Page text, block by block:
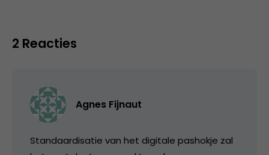
2 Reacties
Agnes Fijnaut
Standaardisatie van het digitale pashokje zal